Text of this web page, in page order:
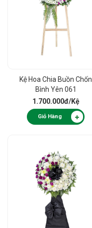
Kệ Hoa Chia Buồn Chốn
Bình Yên 061
1.700.000đ/Kệ
Giỏ Hàng